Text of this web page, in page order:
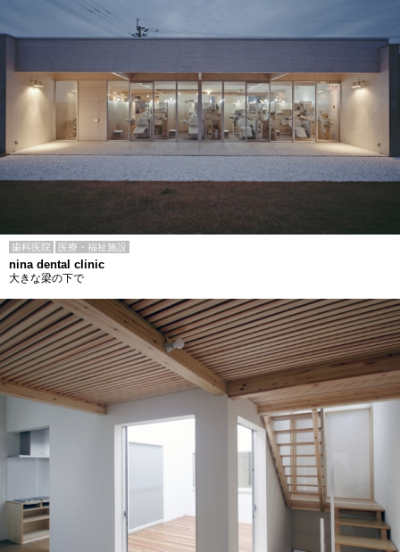
歯科医院 医療・福祉施設
nina dental clinic
大きな梁の下で